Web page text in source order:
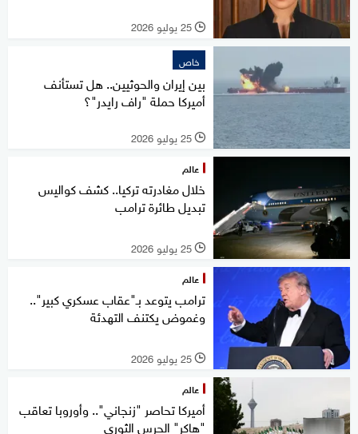
l 25 يوليو 2026
خاص
بين إيران والحوثيين.. هل تستأنف
أميركا حملة "راف رايدر"؟
l 25 يوليو 2026
عالم
خلال مغادرته تركيا.. كشف كواليس
تبديل طائرة ترامب
l 25 يوليو 2026
عالم
ترامب يتوعد بـ"عقاب عسكري كبير"..
وغموض يكتنف التهدئة
l 25 يوليو 2026
عالم
أميركا تحاصر "زنجاني".. وأوروبا تعاقب
"هاكر" الحرس الثوري